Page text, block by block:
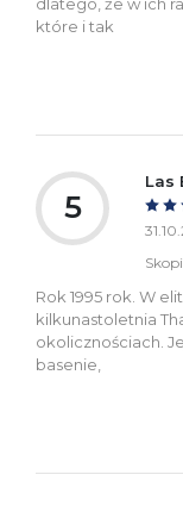
dlatego, że w ich
które i tak
5
Las
Rok 1995 rok. W
kilkunastoletnia
okolicznościach.
basenie,